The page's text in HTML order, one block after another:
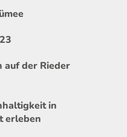
auf der Rieder
in
erleben